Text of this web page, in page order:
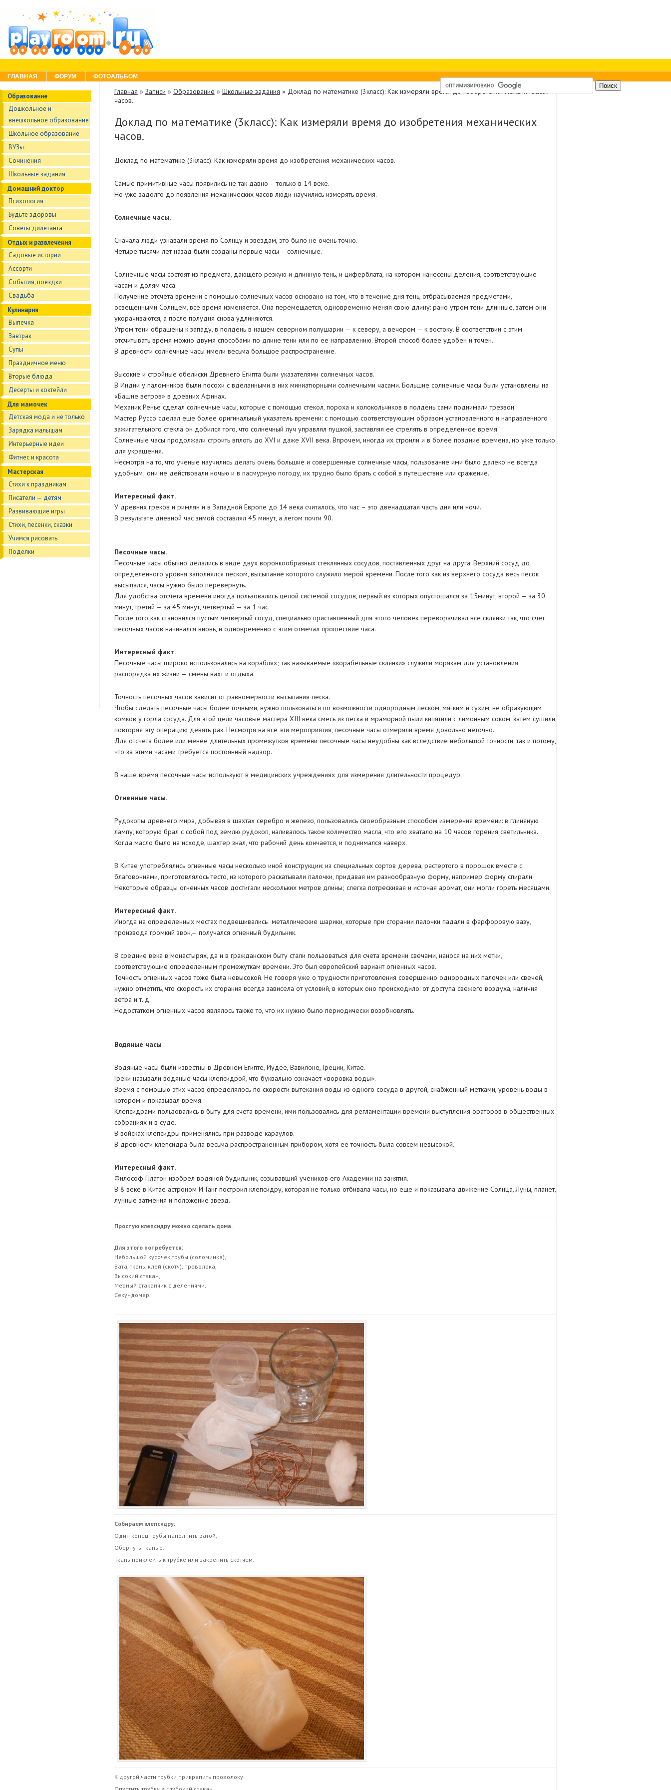
Menu
Skip to content
ГЛАВНАЯ ФОРУМ ФОТОАЛЬБОМ
Образование
Дошкольное и
внешкольное образование
Школьное образование
ВУЗы
Сочинения
Школьные задания
Домашний доктор
Психология
Будьте здоровы
Советы дилетанта
Отдых и развлечения
Садовые истории
Ассорти
События, поездки
Свадьба
Кулинария
Выпечка
Завтрак
Супы
Праздничное меню
Вторые блюда
Десерты и коктейли
Для мамочек
Детская мода и не только
Зарядка малышам
Интерьерные идеи
Фитнес и красота
Мастерская
Стихи к праздникам
Писатели — детям
Развивающие игры
Стихи, песенки, сказки
Учимся рисовать
Поделки
Главная » Записи » Образование » Школьные задания » Доклад по математике (3класс): Как измеряли время до изобретения механических
часов.
Доклад по математике (3класс): Как измеряли время до изобретения механических
часов.
Доклад по математике (3класс): Как измеряли время до изобретения механических часов.
Самые примитивные часы появились не так давно – только в 14 веке.
Но уже задолго до появления механических часов люди научились измерять время.
Солнечные часы.
Сначала люди узнавали время по Солнцу и звездам, это было не очень точно.
Четыре тысячи лет назад были созданы первые часы – солнечные.
Солнечные часы состоят из предмета, дающего резкую и длинную тень, и циферблата, на котором нанесены деления, соответствующие
часам и долям часа.
Получение отсчета времени с помощью солнечных часов основано на том, что в течение дня тень, отбрасываемая предметами,
освещенными Солнцем, все время изменяется. Она перемещается, одновременно меняя свою длину: рано утром тени длинные, затем они
укорачиваются, а после полудня снова удлиняются.
Утром тени обращены к западу, в полдень в нашем северном полушарии — к северу, а вечером — к востоку. В соответствии с этим
отсчитывать время можно двумя способами по длине тени или по ее направлению. Второй способ более удобен и точен.
В древности солнечные часы имели весьма большое распространение.
Высокие и стройные обелиски Древнего Египта были указателями солнечных часов.
В Индии у паломников были посохи с вделанными в них миниатюрными солнечными часами. Большие солнечные часы были установлены на
«Башне ветров» в древних Афинах.
Механик Ренье сделал солнечные часы, которые с помощью стекол, пороха и колокольчиков в полдень сами поднимали трезвон.
Мастер Руссо сделал еще более оригинальный указатель времени: с помощью соответствующим образом установленного и направленного
зажигательного стекла он добился того, что солнечный луч управлял пушкой, заставляя ее стрелять в определенное время.
Солнечные часы продолжали строить вплоть до XVI и даже XVII века. Впрочем, иногда их строили и в более поздние времена, но уже только
для украшения.
Несмотря на то, что ученые научились делать очень большие и совершенные солнечные часы, пользование ими было далеко не всегда
удобным; они не действовали ночью и в пасмурную погоду, их трудно было брать с собой в путешествие или сражение.
Интересный факт.
У древних греков и римлян и в Западной Европе до 14 века считалось, что час – это двенадцатая часть дня или ночи.
В результате дневной час зимой составлял 45 минут, а летом почти 90.
Песочные часы.
Песочные часы обычно делались в виде двух воронкообразных стеклянных сосудов, поставленных друг на друга. Верхний сосуд до
определенного уровня заполнялся песком, высыпание которого служило мерой времени. После того как из верхнего сосуда весь песок
высыпался, часы нужно было перевернуть.
Для удобства отсчета времени иногда пользовались целой системой сосудов, первый из которых опустошался за 15минут, второй — за 30
минут, третий — за 45 минут, четвертый — за 1 час.
После того как становился пустым четвертый сосуд, специально приставленный для этого человек переворачивал все склянки так, что счет
песочных часов начинался вновь, и одновременно с этим отмечал прошествие часа.
Интересный факт.
Песочные часы широко использовались на кораблях; так называемые «корабельные склянки» служили морякам для установления
распорядка их жизни — смены вахт и отдыха.
Точность песочных часов зависит от равномерности высыпания песка.
Чтобы сделать песочные часы более точными, нужно пользоваться по возможности однородным песком, мягким и сухим, не образующим
комков у горла сосуда. Для этой цели часовые мастера XIII века смесь из песка и мраморной пыли кипятили с лимонным соком, затем сушили,
повторяя эту операцию девять раз. Несмотря на все эти мероприятия, песочные часы отмеряли время довольно неточно.
Для отсчета более или менее длительных промежутков времени песочные часы неудобны как вследствие небольшой точности, так и потому,
что за этими часами требуется постоянный надзор.
В наше время песочные часы используют в медицинских учреждениях для измерения длительности процедур.
Огненные часы.
Рудокопы древнего мира, добывая в шахтах серебро и железо, пользовались своеобразным способом измерения времени: в глиняную
лампу, которую брал с собой под землю рудокоп, наливалось такое количество масла, что его хватало на 10 часов горения светильника.
Когда масло было на исходе, шахтер знал, что рабочий день кончается, и поднимался наверх.
В Китае употреблялись огненные часы несколько иной конструкции: из специальных сортов дерева, растертого в порошок вместе с
благовониями, приготовлялось тесто, из которого раскатывали палочки, придавая им разнообразную форму, например форму спирали.
Некоторые образцы огненных часов достигали нескольких метров длины; слегка потрескивая и источая аромат, они могли гореть месяцами.
Интересный факт.
Иногда на определенных местах подвешивались металлические шарики, которые при сгорании палочки падали в фарфоровую вазу,
производя громкий звон,— получался огненный будильник.
В средние века в монастырях, да и в гражданском быту стали пользоваться для счета времени свечами, нанося на них метки,
соответствующие определенным промежуткам времени. Это был европейский вариант огненных часов.
Точность огненных часов тоже была невысокой. Не говоря уже о трудности приготовления совершенно однородных палочек или свечей,
нужно отметить, что скорость их сгорания всегда зависела от условий, в которых оно происходило: от доступа свежего воздуха, наличия
ветра и т. д.
Недостатком огненных часов являлось также то, что их нужно было периодически возобновлять.
Водяные часы
Водяные часы были известны в Древнем Египте, Иудее, Вавилоне, Греции, Китае.
Греки называли водяные часы клепсидрой, что буквально означает «воровка воды».
Время с помощью этих часов определялось по скорости вытекания воды из одного сосуда в другой, снабженный метками, уровень воды в
котором и показывал время.
Клепсидрами пользовались в быту для счета времени, ими пользовались для регламентации времени выступления ораторов в общественных
собраниях и в суде.
В войсках клепсидры применялись при разводе караулов.
В древности клепсидра была весьма распространенным прибором, хотя ее точность была совсем невысокой.
Интересный факт.
Философ Платон изобрел водяной будильник, созывавший учеников его Академии на занятия.
В 8 веке в Китае астроном И-Ганг построил клепсидру, которая не только отбивала часы, но еще и показывала движение Солнца, Луны, планет,
лунные затмения и положение звезд.
Простую клепсидру можно сделать дома.
Для этого потребуется:
Небольшой кусочек трубы (соломинка),
Вата, ткань, клей (скотч), проволока,
Высокий стакан,
Мерный стаканчик с делениями,
Секундомер.
Собираем клепсидру:
Один конец трубы наполнить ватой,
Обернуть тканью.
Ткань приклеить к трубке или закрепить скотчем.
К другой части трубки прикрепить проволоку.